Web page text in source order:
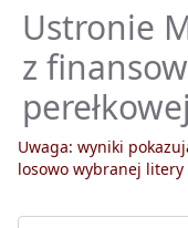
Ustronie
z
perełkowej
Uwaga: wyniki
losowo wybranej litery